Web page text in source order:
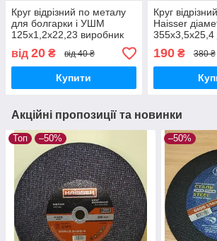
Круг відрізний по металу
для болгарки і УШМ
125х1,2х22,23 виробник
Запорізький абразивний
комбінат
від 20 ₴ від 40 ₴
Купити
Круг
Haisser
355х3,5х25,4
ручного
пневматичного
інструменту
190₴ 380 ₴
Акційні пропозиції та новинки
Топ –50% –50%